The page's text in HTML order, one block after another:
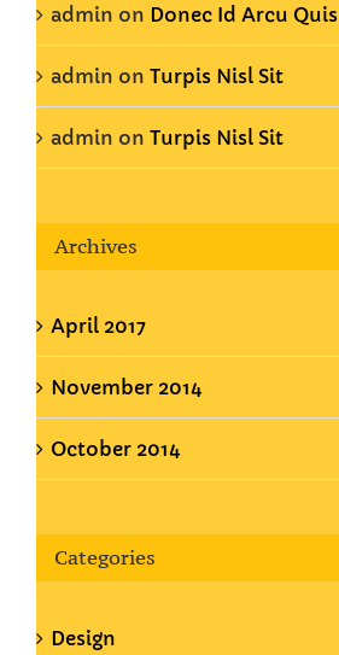
admin on Donec Id Arcu Quis
admin on Turpis Nisl Sit
admin on Turpis Nisl Sit
Archives
April 2017
November 2014
October 2014
Categories
Design